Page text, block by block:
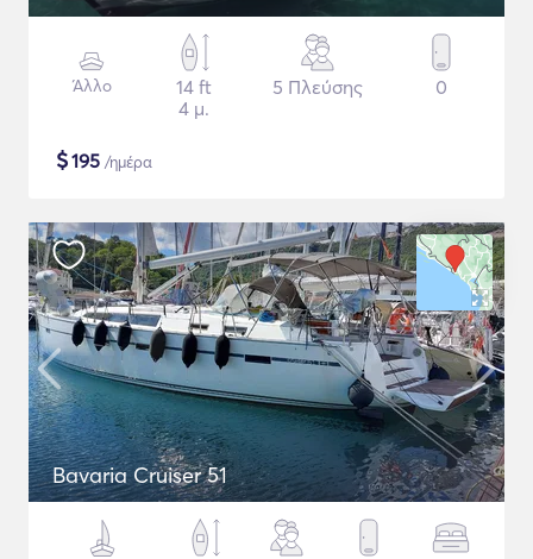
Άλλο
14 ft
4 μ.
5 Πλεύσης 0
$195 /ημέρα
Bavaria Cruiser 51